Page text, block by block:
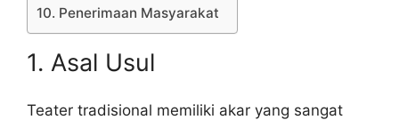
10. Penerimaan Masyarakat
1. Asal Usul
Teater tradisional memiliki akar yang sangat